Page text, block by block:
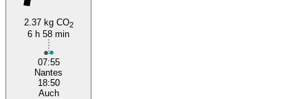
2.37 kg CO2
6 h 58 min
07:55
Nantes
18:50
Auch